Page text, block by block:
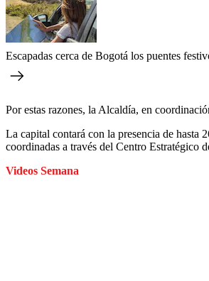
Escapadas cerca de Bogotá los puentes
Por estas razones, la Alcaldía, en
La capital contará con la presencia de hasta
coordinadas a través del Centro Estratégico
Videos Semana